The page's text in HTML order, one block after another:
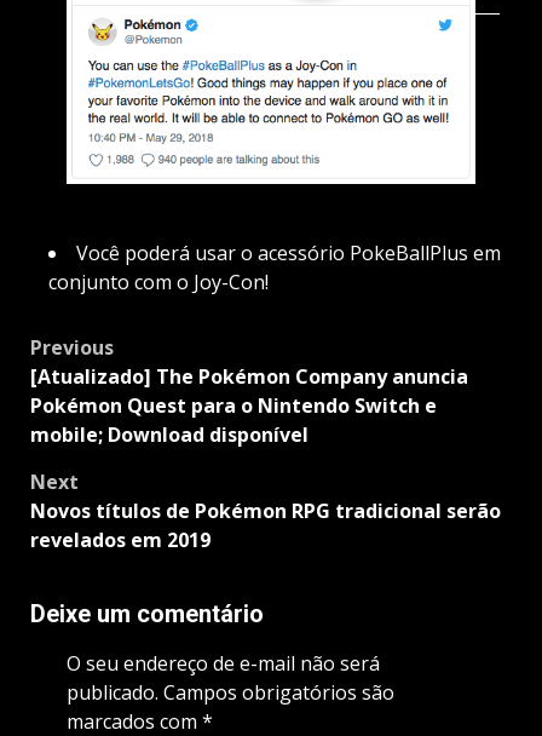
Você poderá usar o acessório PokeBallPlus em
conjunto com o Joy-Con!
Post
navigation
Previous
[Atualizado] The Pokémon Company anuncia
Pokémon Quest para o Nintendo Switch e
mobile; Download disponível
Next
Novos títulos de Pokémon RPG tradicional serão
revelados em 2019
Deixe um comentário
O seu endereço de e-mail não será
publicado. Campos obrigatórios são
marcados com *